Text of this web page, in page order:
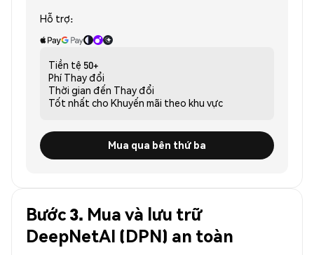
Hỗ trợ:
Tiền tệ 50+
Phí Thay đổi
Thời gian đến Thay đổi
Tốt nhất cho Khuyến mãi theo khu vực
Mua qua bên thứ ba
Bước 3. Mua và lưu trữ
DeepNetAI (DPN) an toàn